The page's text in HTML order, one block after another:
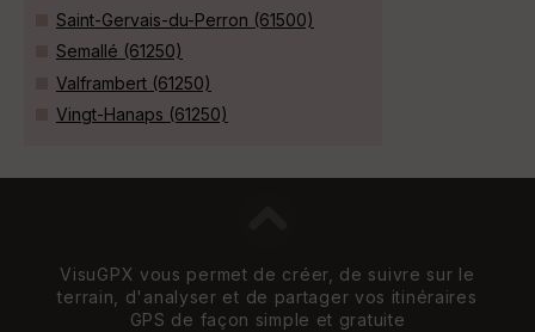
Saint-Gervais-du-Perron (61500)
Semallé (61250)
Valframbert (61250)
Vingt-Hanaps (61250)
VisuGPX vous permet de créer, de suivre sur le
terrain, d'analyser et de partager vos itinéraires
GPS de façon simple et gratuite